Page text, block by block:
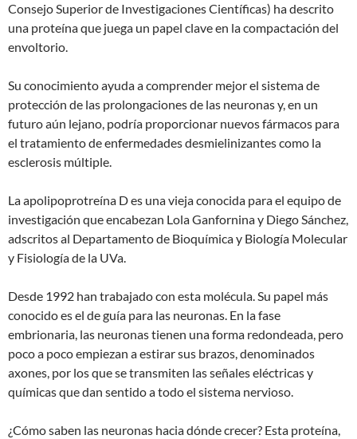
Consejo Superior de Investigaciones Científicas) ha descrito
una proteína que juega un papel clave en la compactación del
envoltorio.
Su conocimiento ayuda a comprender mejor el sistema de
protección de las prolongaciones de las neuronas y, en un
futuro aún lejano, podría proporcionar nuevos fármacos para
el tratamiento de enfermedades desmielinizantes como la
esclerosis múltiple.
La apolipoprotreína D es una vieja conocida para el equipo de
investigación que encabezan Lola Ganfornina y Diego Sánchez,
adscritos al Departamento de Bioquímica y Biología Molecular
y Fisiología de la UVa.
Desde 1992 han trabajado con esta molécula. Su papel más
conocido es el de guía para las neuronas. En la fase
embrionaria, las neuronas tienen una forma redondeada, pero
poco a poco empiezan a estirar sus brazos, denominados
axones, por los que se transmiten las señales eléctricas y
químicas que dan sentido a todo el sistema nervioso.
¿Cómo saben las neuronas hacia dónde crecer? Esta proteína,